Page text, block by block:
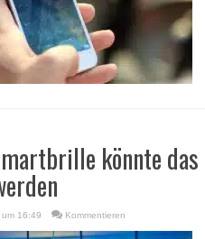
könnte
16:49 Kommentieren